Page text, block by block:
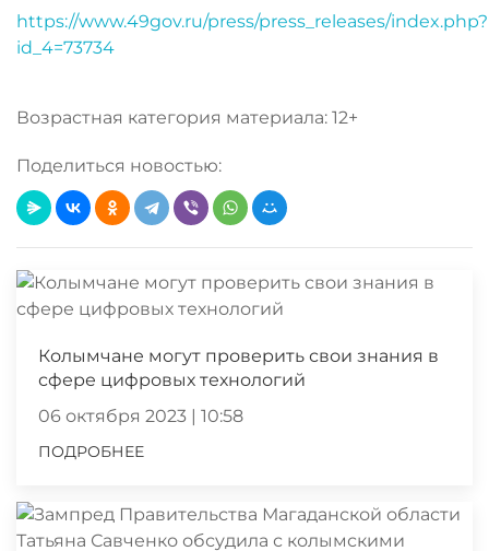
https://www.49gov.ru/press/press_releases/index.php?
id_4=73734
Возрастная категория материала: 12+
Поделиться новостью:
Колымчане могут проверить свои знания в
сфере цифровых технологий
06 октября 2023 | 10:58
ПОДРОБНЕЕ